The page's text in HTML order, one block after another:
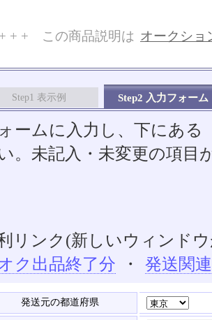
+ + + この商品説明は オークショ
Step1 表示例 Step2 入力フォーム
ームに入力し、下にあ
。未記入・未変更の項目
リンク(新しいウィンド
ク出品終了分
・ 発送関
発送元の都道府県